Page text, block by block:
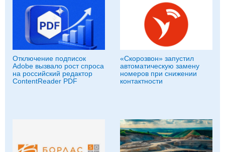
Отключение подписок
Adobe вызвало рост спроса
на российский редактор
ContentReader PDF
«Скорозвон» запустил
автоматическую замену
номеров при снижении
контактности